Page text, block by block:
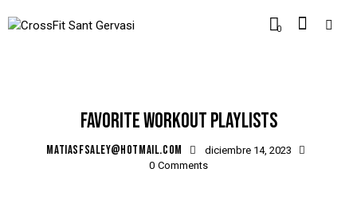
0
FAVORITE WORKOUT PLAYLISTS
MATIASFSALEY@HOTMAIL.COM
diciembre 14, 2023
0 Comments